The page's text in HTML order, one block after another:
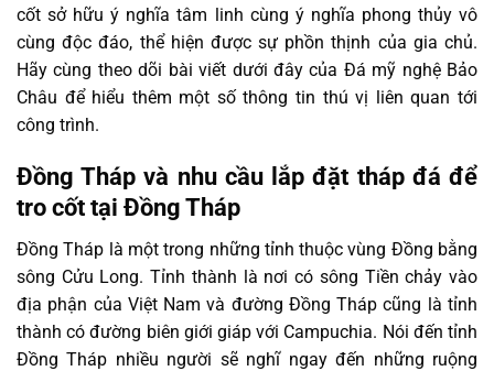
cốt sở hữu ý nghĩa tâm linh cùng ý nghĩa phong thủy vô
cùng độc đáo, thể hiện được sự phồn thịnh của gia chủ.
Hãy cùng theo dõi bài viết dưới đây của Đá mỹ nghệ Bảo
Châu để hiểu thêm một số thông tin thú vị liên quan tới
công trình.
Đồng Tháp và nhu cầu lắp đặt tháp đá để
tro cốt tại Đồng Tháp
Đồng Tháp là một trong những tỉnh thuộc vùng Đồng bằng
sông Cửu Long. Tỉnh thành là nơi có sông Tiền chảy vào
địa phận của Việt Nam và đường Đồng Tháp cũng là tỉnh
thành có đường biên giới giáp với Campuchia. Nói đến tỉnh
Đồng Tháp nhiều người sẽ nghĩ ngay đến những ruộng